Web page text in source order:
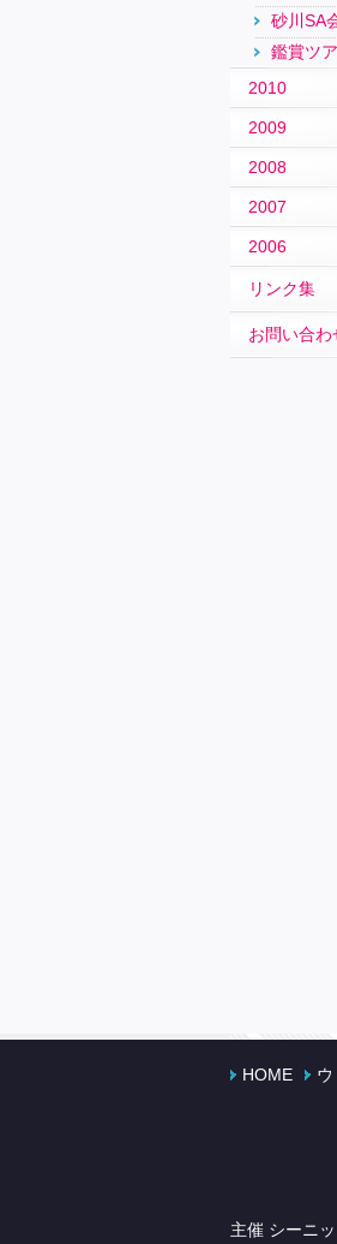
砂川SA
鑑賞ツ
2010
2009
2008
2007
2006
リンク集
お問い合わ
HOME
主催 シーニ